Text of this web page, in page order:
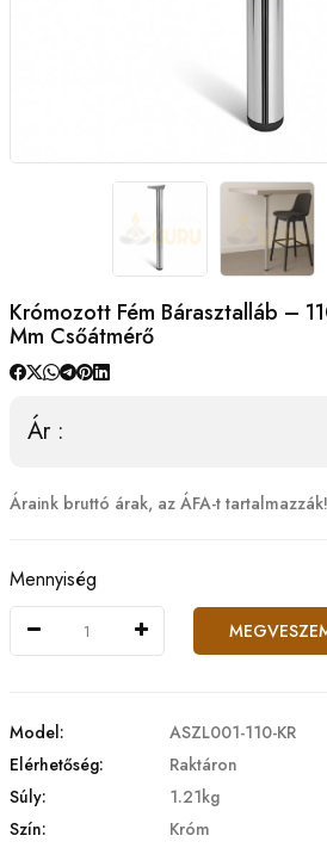
Krómozott Fém Bárasztalláb –
Mm Csőátmérő
Ár :
Áraink bruttó árak, az ÁFA-t tartalmazzák!
Mennyiség
Model:
ASZL001-110-KR
Elérhetőség:
Raktáron
Súly:
1.21kg
Szín:
Króm